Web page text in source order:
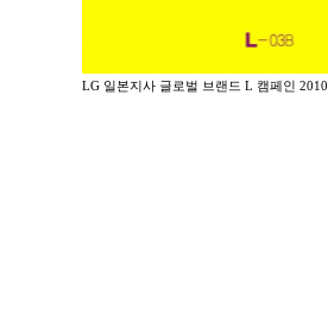
LG 일본지사 글로벌 브랜드 L 캠페인 2010